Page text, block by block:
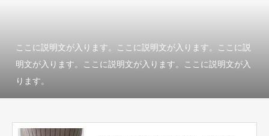
ここに説明文が入ります。ここに説明文が入ります。ここに説
明文が入ります。ここに説明文が入ります。ここに説明文が入
ります。